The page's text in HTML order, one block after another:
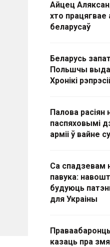
Айцец
хто
беларусаў
Беларусь
Польшчы
Хронікі
Палова расіян
паспяховымі
арміі ў вайне
Са спадзевам
павука:
будуюць
для Украіны
казаць пра